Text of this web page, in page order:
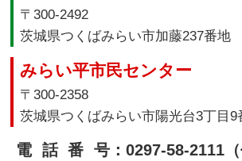
〒300-2492
茨城県つくばみらい市加藤237番地
みらい平市民センター
〒300-2358
茨城県つくばみらい市陽光台3丁目9
電話番号：0297-58-2111（